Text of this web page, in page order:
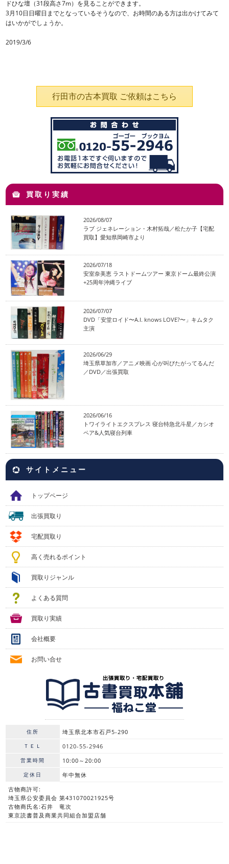
ドひな壇（31段高さ7m）を見ることができます。
3月10日日曜日までとなっているそうなので、お時間のある方は出かけてみて
はいかがでしょうか。
2019/3/6
行田市の古本買取 ご依頼はこちら
買取り実績
2026/08/07
ラブ ジェネレーション・木村拓哉／松たか子【宅配
買取】愛知県岡崎市より
2026/07/18
安室奈美恵 ラストドームツアー 東京ドーム最終公演
+25周年沖縄ライブ
2026/07/07
DVD「安堂ロイド〜A.I. knows LOVE?〜」キムタク
主演
2026/06/29
埼玉県草加市／アニメ映画 心が叫びたがってるんだ
／DVD／出張買取
2026/06/16
トワイライトエクスプレス 寝台特急北斗星／カシオ
ペア&人気寝台列車
サイトメニュー
トップページ
出張買取り
宅配買取り
高く売れるポイント
買取りジャンル
よくある質問
買取り実績
会社概要
お問い合せ
住所 埼玉県北本市石戸5-290
ＴＥＬ 0120-55-2946
営業時間 10:00～20:00
定休日
年中無休
古物商許可:
埼玉県公安委員会 第431070021925号
古物商氏名:石井 竜次
東京読書普及商業共同組合加盟店舗